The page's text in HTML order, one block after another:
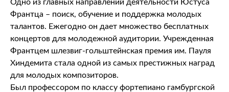
Одно из главных направлений деятельности Юстуса
Франтца – поиск, обучение и поддержка молодых
талантов. Ежегодно он дает множество бесплатных
концертов для молодежной аудитории. Учрежденная
Франтцем шлезвиг-гольштейнская премия им. Пауля
Хиндемита стала одной из самых престижных наград
для молодых композиторов.
Был профессором по классу фортепиано гамбургской